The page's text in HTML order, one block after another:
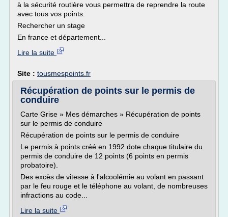
à la sécurité routière vous permettra de reprendre la route
avec tous vos points.
Rechercher un stage
En france et département...
Lire la suite
Site : tousmespoints.fr
Récupération de points sur le permis de
conduire
Carte Grise » Mes démarches » Récupération de points
sur le permis de conduire
Récupération de points sur le permis de conduire
Le permis à points créé en 1992 dote chaque titulaire du
permis de conduire de 12 points (6 points en permis
probatoire).
Des excès de vitesse à l'alcoolémie au volant en passant
par le feu rouge et le téléphone au volant, de nombreuses
infractions au code...
Lire la suite